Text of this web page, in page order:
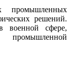
промышленных
решений.
военной сфере,
промышленной